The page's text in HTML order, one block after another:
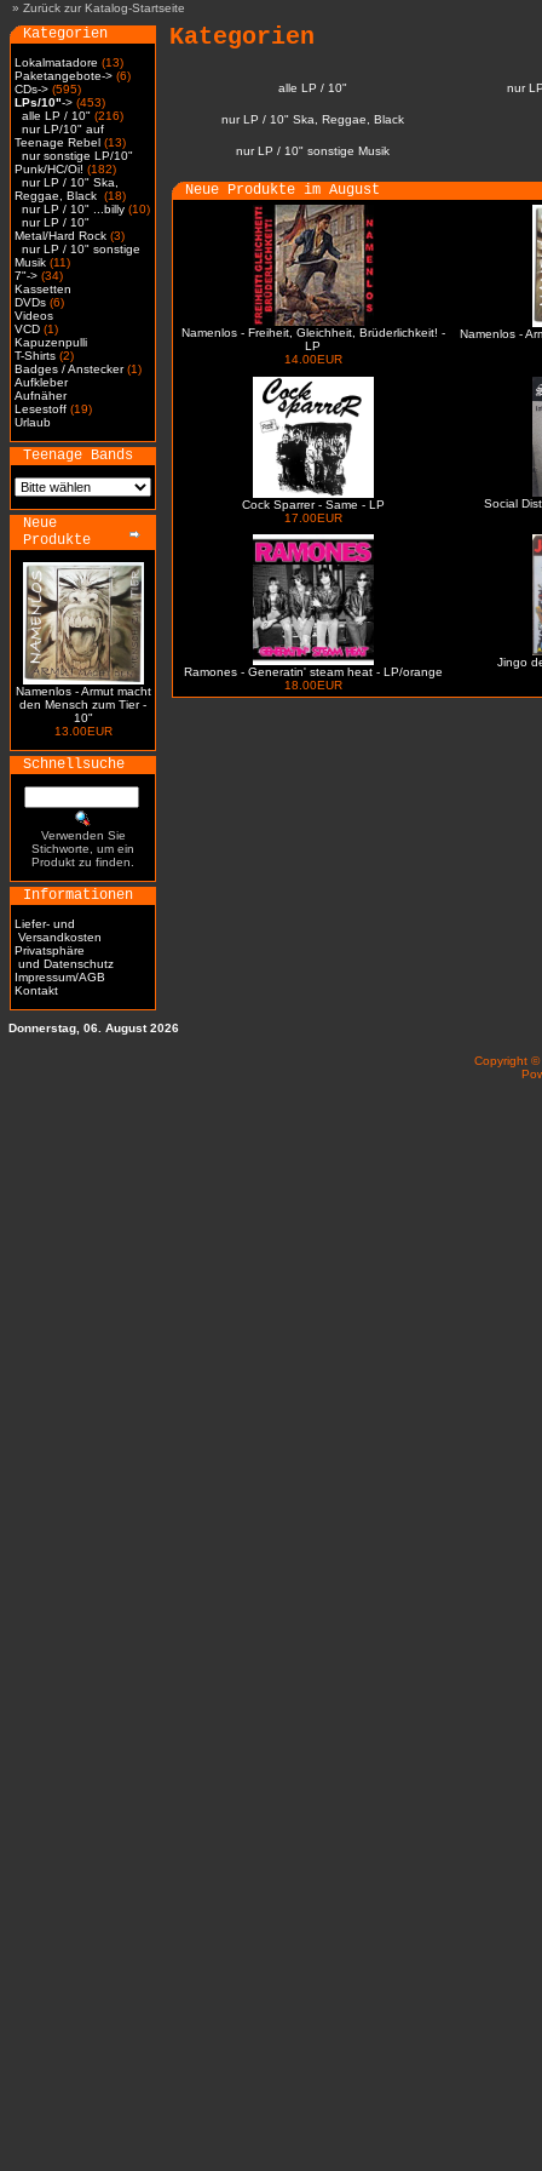
» Zurück zur Katalog-Startseite
Kategorien
Lokalmatadore (13)
Paketangebote-> (6)
CDs-> (595)
LPs/10"-> (453)
alle LP / 10" (216)
nur LP/10" auf
Teenage Rebel (13)
nur sonstige LP/10"
Punk/HC/Oi! (182)
nur LP / 10" Ska,
Reggae, Black (18)
nur LP / 10" ...billy (10)
nur LP / 10"
Metal/Hard Rock (3)
nur LP / 10" sonstige
Musik (11)
7"-> (34)
Kassetten
DVDs (6)
Videos
VCD (1)
Kapuzenpulli
T-Shirts (2)
Badges / Anstecker(1)
Aufkleber
Aufnäher
Lesestoff (19)
Urlaub
Teenage Bands
Neue
Produkte
Namenlos - Armut macht
den Mensch zum Tier -
10"
13.00EUR
Schnellsuche
Verwenden Sie
Stichworte, um ein
Produkt zu finden.
Informationen
Liefer- und
Versandkosten
Privatsphäre
und Datenschutz
Impressum/AGB
Kontakt
Kategorien
alle LP / 10" nur
nur LP / 10" Ska, Reggae, Black
nur LP / 10" sonstige Musik
Neue Produkte im August
Namenlos - Freiheit, Gleichheit, Brüderlichkeit! -
LP
14.00EUR
Namenlos -
Cock Sparrer - Same - LP
17.00EUR
Social
Ramones - Generatin' steam heat - LP/orange
18.00EUR
Jingo
Donnerstag, 06. August 2026
Copyright